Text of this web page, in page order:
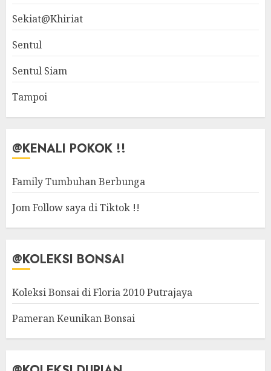
Sekiat@Khiriat
Sentul
Sentul Siam
Tampoi
@KENALI POKOK !!
Family Tumbuhan Berbunga
Jom Follow saya di Tiktok !!
@KOLEKSI BONSAI
Koleksi Bonsai di Floria 2010 Putrajaya
Pameran Keunikan Bonsai